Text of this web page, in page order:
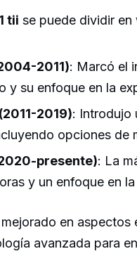
tii se puede dividir en
2011): Marcó el
y su enfoque en la
2019): Introdujo
opciones de
presente): La
y un enfoque en
en
avanzada para